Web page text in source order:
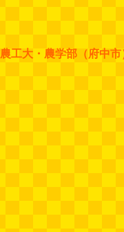
工大・農学部（府中市